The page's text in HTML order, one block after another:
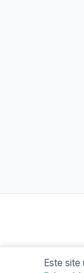
Este site